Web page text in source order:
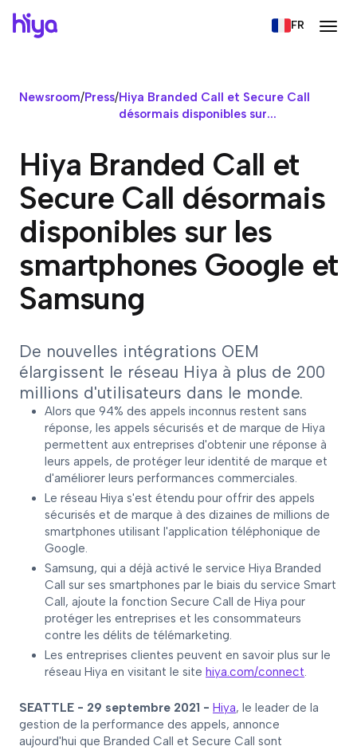
FR
Newsroom/Press/Hiya Branded Call et Secure Call
désormais disponibles sur...
Hiya Branded Call et
Secure Call désormais
disponibles sur les
smartphones Google et
Samsung
De nouvelles intégrations OEM
élargissent le réseau Hiya à plus de 200
millions d'utilisateurs dans le monde.
Alors que 94% des appels inconnus restent sans
réponse, les appels sécurisés et de marque de Hiya
permettent aux entreprises d'obtenir une réponse à
leurs appels, de protéger leur identité de marque et
d'améliorer leurs performances commerciales.
Le réseau Hiya s'est étendu pour offrir des appels
sécurisés et de marque à des dizaines de millions de
smartphones utilisant l'application téléphonique de
Google.
Samsung, qui a déjà activé le service Hiya Branded
Call sur ses smartphones par le biais du service Smart
Call, ajoute la fonction Secure Call de Hiya pour
protéger les entreprises et les consommateurs
contre les délits de télémarketing.
Les entreprises clientes peuvent en savoir plus sur le
réseau Hiya en visitant le site hiya.com/connect.
SEATTLE - 29 septembre 2021 - Hiya, le leader de la
gestion de la performance des appels, annonce
aujourd'hui que Branded Call et Secure Call sont